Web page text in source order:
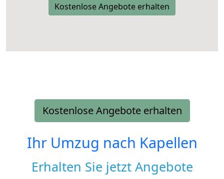
Kostenlose Angebote erhalten
Kostenlose Angebote erhalten
Ihr Umzug nach Kapellen
Erhalten Sie jetzt Angebote